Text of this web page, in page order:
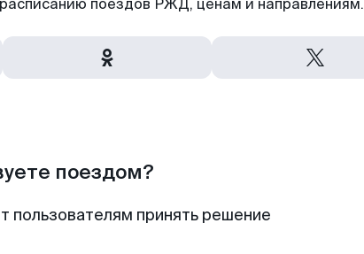
поездов РЖД, ценам и направлениям.
поездом?
принять решение